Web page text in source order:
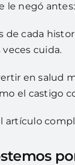
le negó antes:
de cada
veces cuida.
en salud
el castigo
artículo